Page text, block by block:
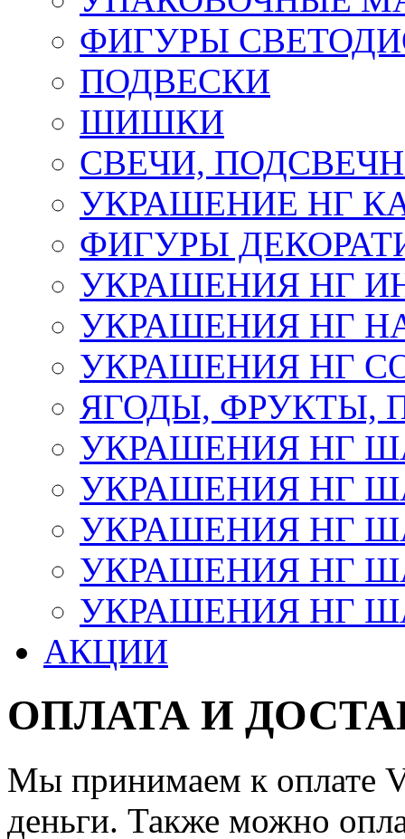
ФИГУРЫ
ПОДВЕСКИ
ШИШКИ
СВЕЧИ,
УКРАШЕНИЕ НГ
ФИГУРЫ
УКРАШЕНИЯ НГ
УКРАШЕНИЯ НГ
УКРАШЕНИЯ НГ
ЯГОДЫ, ФРУКТЫ,
УКРАШЕНИЯ НГ
УКРАШЕНИЯ НГ
УКРАШЕНИЯ НГ
УКРАШЕНИЯ НГ
УКРАШЕНИЯ НГ
АКЦИИ
ОПЛАТА И
Мы принимаем к оплате
деньги. Также можно